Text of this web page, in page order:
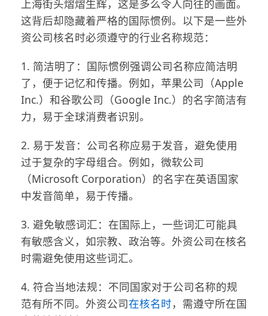
上海街头熠熠生辉，这是多么令人向往的画面。
这背后却隐藏着严格的国际惯例。以下是一些外
资公司核名时必须遵守的行业名称规范：
1. 简洁明了：国际惯例强调公司名称应简洁明
了，便于记忆和传播。例如，苹果公司（Apple
Inc.）和谷歌公司（Google Inc.）的名字简洁有
力，易于全球消费者识别。
2. 易于发音：公司名称应易于发音，避免使用
过于复杂的字母组合。例如，微软公司
（Microsoft Corporation）的名字在英语国家
中发音简单，易于传播。
3. 避免敏感词汇：在国际上，一些词汇可能具
有敏感含义，如宗教、政治等。外资公司在核名
时需避免使用这些词汇。
4. 符合当地法规：不同国家对于公司名称的规
范有所不同。外资公司在核名时，需遵守所在国